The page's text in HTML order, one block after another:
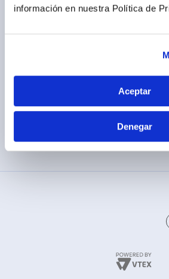
información en nuestra Política de
Aceptar
Denegar
Cambios y devoluciones
MÉTODOS DE PAGO